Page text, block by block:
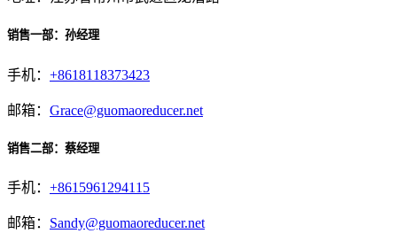
销售一部：孙经理
手机： +8618118373423
邮箱： Grace@guomaoreducer.net
销售二部：蔡经理
手机： +8615961294115
邮箱： Sandy@guomaoreducer.net